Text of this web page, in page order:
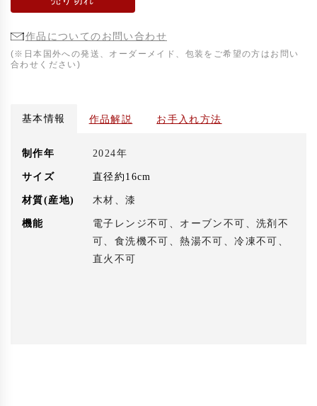
作品についてのお問い合わせ
(※日本国外への発送、オーダーメイド、包装をご希望の方はお問い
合わせください)
基本情報 作品解説 お手入れ方法
制作年 2024年
サイズ 直径約16cm
材質(産地) 木材、漆
機能
電子レンジ不可、オーブン不可、洗剤不
可、食洗機不可、熱湯不可、冷凍不可、
直火不可